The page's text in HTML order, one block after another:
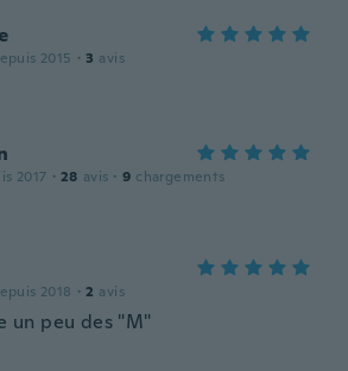
2015 · 3 avis
2017 · 28 avis · 9 chargements
2018 · 2 avis
un peu des "M"